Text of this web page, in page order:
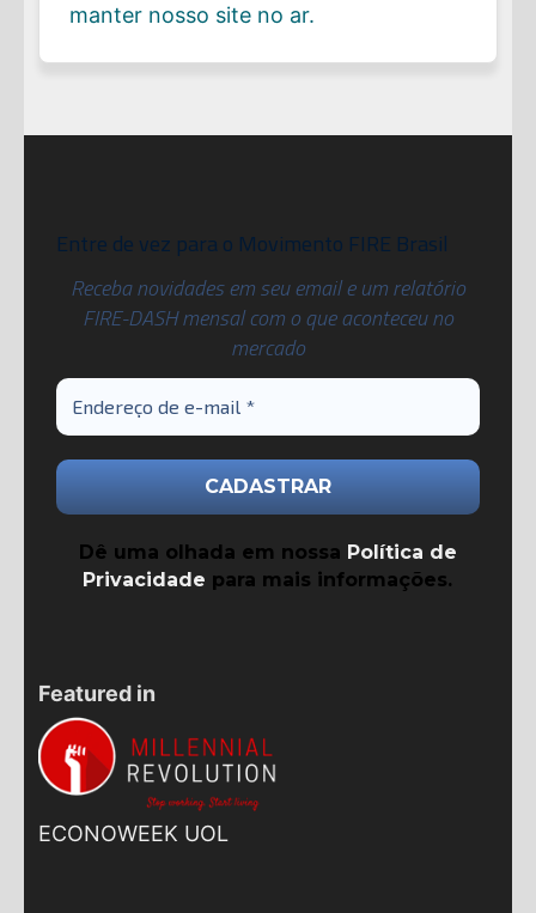
manter nosso site no ar.
Entre de vez para o Movimento FIRE Brasil
Receba novidades em seu email e um relatório
FIRE-DASH mensal com o que aconteceu no
mercado
Dê uma olhada em nossa Política de
Privacidade para mais informações.
Featured in
ECONOWEEK UOL